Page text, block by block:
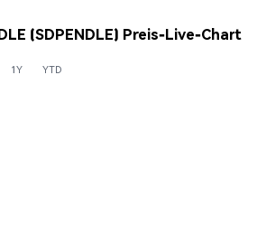
(SDPENDLE) Preis-Live-Chart
1Y YTD